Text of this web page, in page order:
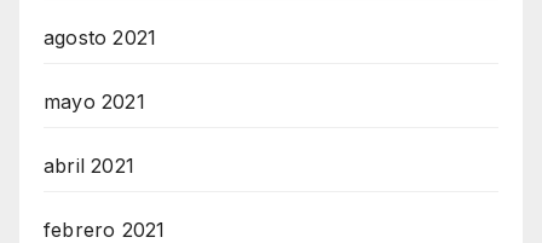
agosto 2021
mayo 2021
abril 2021
febrero 2021